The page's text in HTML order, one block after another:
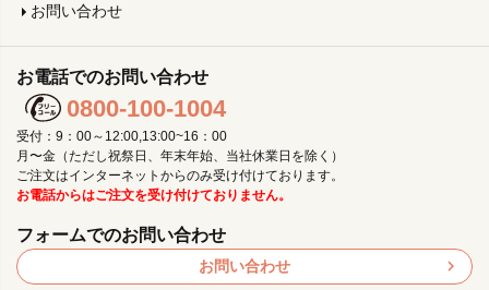
お問い合わせ
お電話でのお問い合わせ
0800-100-1004
受付：9：00～12:00,13:00~16：00
月〜金（ただし祝祭日、年末年始、当社休業日を除く）
ご注文はインターネットからのみ受け付けております。
お電話からはご注文を受け付けておりません。
フォームでのお問い合わせ
お問い合わせ